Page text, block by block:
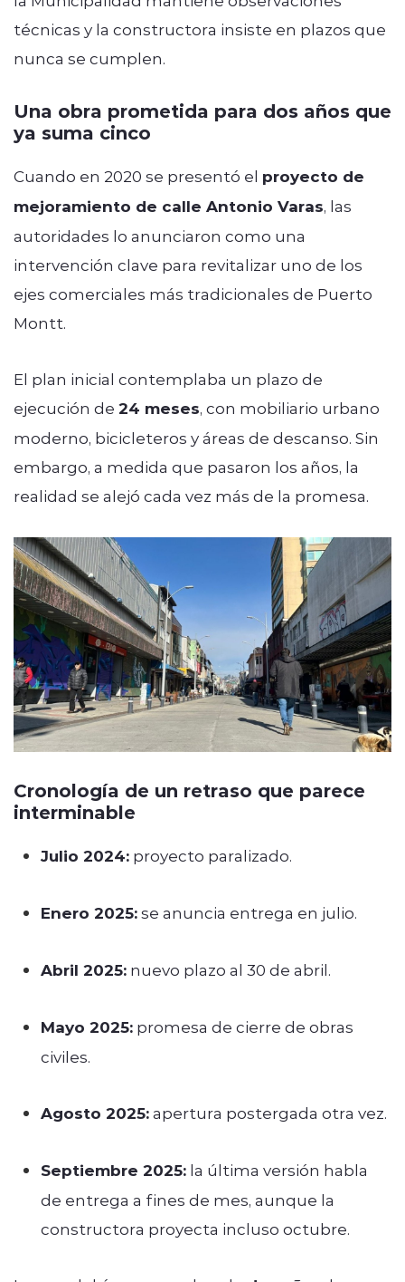
técnicas y la constructora insiste en plazos que
nunca se cumplen.
Una obra prometida para dos años que
ya suma cinco
Cuando en 2020 se presentó el proyecto de
mejoramiento de calle Antonio Varas, las
autoridades lo anunciaron como una
intervención clave para revitalizar uno de los
ejes comerciales más tradicionales de Puerto
Montt.
El plan inicial contemplaba un plazo de
ejecución de 24 meses, con mobiliario urbano
moderno, bicicleteros y áreas de descanso. Sin
embargo, a medida que pasaron los años, la
realidad se alejó cada vez más de la promesa.
Cronología de un retraso que parece
interminable
Julio 2024: proyecto paralizado.
Enero 2025:se anuncia entrega en julio.
Abril 2025: nuevo plazo al 30 de abril.
Mayo 2025: promesa de cierre de obras
civiles.
Agosto 2025:apertura postergada otra vez.
Septiembre 2025: la última versión habla
de entrega a fines de mes, aunque la
constructora proyecta incluso octubre.